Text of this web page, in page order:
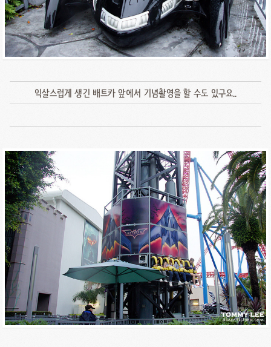
익살스럽게 생긴 배트카 앞에서 기념촬영을 할 수도 있구요..